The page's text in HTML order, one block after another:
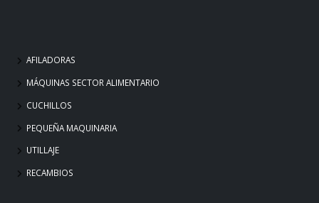
AFILADORAS
MÁQUINAS SECTOR ALIMENTARIO
CUCHILLOS
PEQUEÑA MAQUINARIA
UTILLAJE
RECAMBIOS